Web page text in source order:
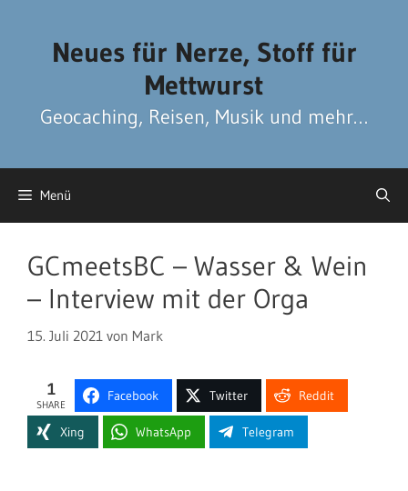
Neues für Nerze, Stoff für
Mettwurst
Geocaching, Reisen, Musik und mehr…
Menü
GCmeetsBC – Wasser & Wein
– Interview mit der Orga
15. Juli 2021 von Mark
1
SHARE
Facebook Twitter Reddit
Xing WhatsApp Telegram